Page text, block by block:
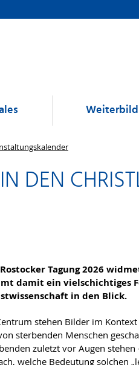
DEN
Tagung 2026
damit ein vielschichtiges
in den Blick.
stehen Bilder im
sterbenden Menschen
zuletzt vor Augen
welche Bedeutung solchen